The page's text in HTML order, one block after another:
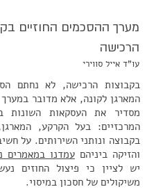
מערך ההסכמים החוזיים
הרכישה
עו"ד אייל סווירי
בקבוצות הרכישה, לא נחתם
המארגן לקונה, אלא מדובר
מסדיר את העסקאות השונות
המרכזיים: בעל הקרקע,
בקבוצה ונותני השירותים. על
והזיקה ביניהםעמדנו במאמרים
יש לציין כי פיצול החוזים
משיקולים של חסכון במיסוי.